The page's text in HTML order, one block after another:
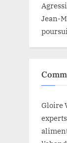
Jean-
Gloire